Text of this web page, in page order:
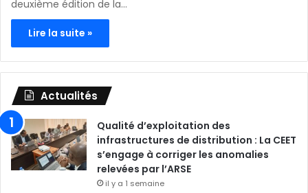
deuxième édition de la…
Lire la suite »
Actualités
Qualité d’exploitation des
infrastructures de distribution : La CEET
s’engage à corriger les anomalies
relevées par l’ARSE
il y a 1 semaine